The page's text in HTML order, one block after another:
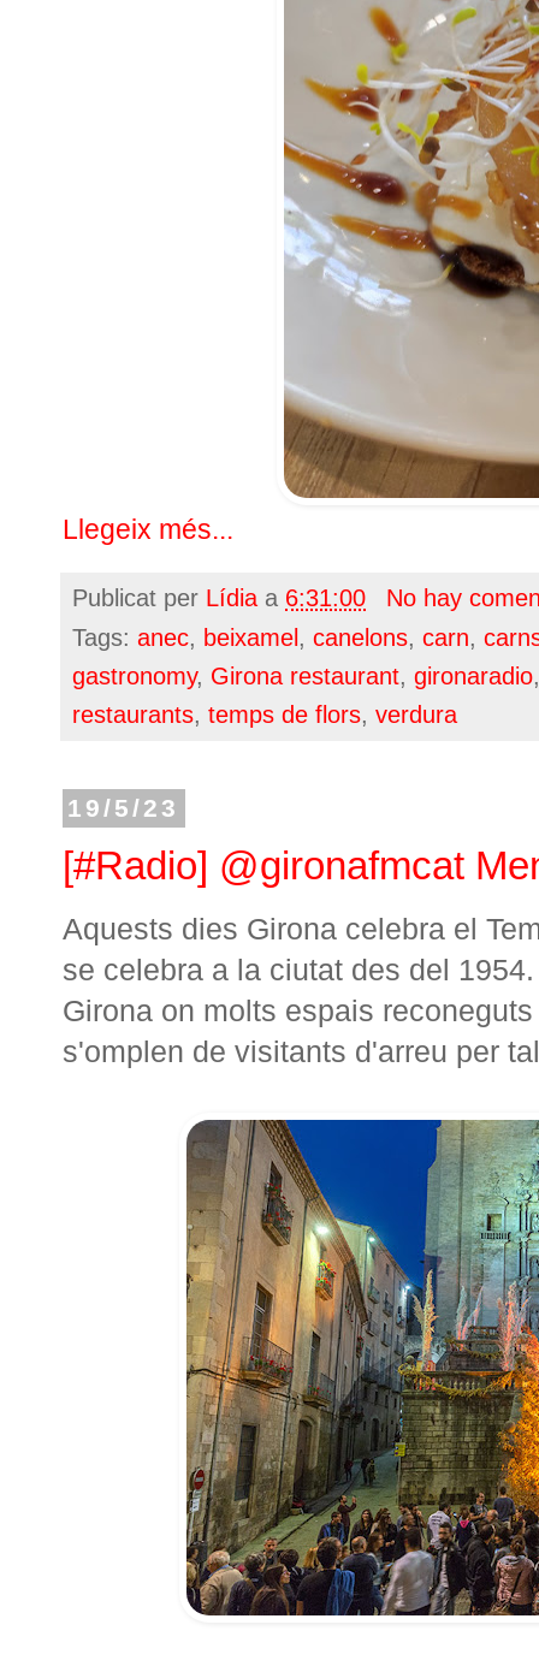
Llegeix més...
Publicat per Lídia a 6:31:00
No hay
Tags: anec, beixamel , canelons, carn,
gastronomy, Girona restaurant, gironaradio
restaurants, temps de flors, verdura
19/5/23
[#Radio] @gironafmcat
Aquests dies Girona celebra el
se celebra a la ciutat des del
Girona on molts espais
s'omplen de visitants d'arreu per